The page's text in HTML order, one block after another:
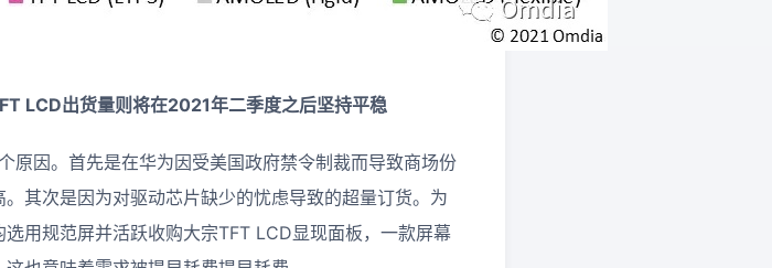
LCD出货量则将在2021年二季度之后坚持平稳
原因。首先是在华为因受美国政府禁令制裁而导致商场份
其次是因为对驱动芯片缺少的忧虑导致的超量订货。为
用规范屏并活跃收购大宗TFT LCD显现面板，一款屏幕